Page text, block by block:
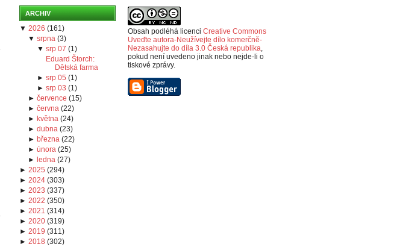
ARCHIV
▼ 2026 (161)
▼srpna (3)
▼ srp 07 (1)
Eduard Štorch:
Dětská farma
► srp 05 (1)
► srp 03 (1)
►července (15)
►června (22)
► května (24)
►dubna (23)
► března (22)
►února (25)
► ledna (27)
► 2025 (294)
► 2024 (303)
► 2023 (337)
► 2022 (350)
► 2021 (314)
► 2020 (319)
► 2019 (311)
► 2018 (302)
Obsah podléhá licenci Creative Commons
Uveďte autora-Neužívejte dílo komerčně-
Nezasahujte do díla 3.0 Česká republika,
pokud není uvedeno jinak nebo nejde-li o
tiskové zprávy.